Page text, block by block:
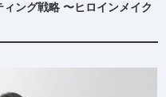
ング戦略 〜ヒロインメイク